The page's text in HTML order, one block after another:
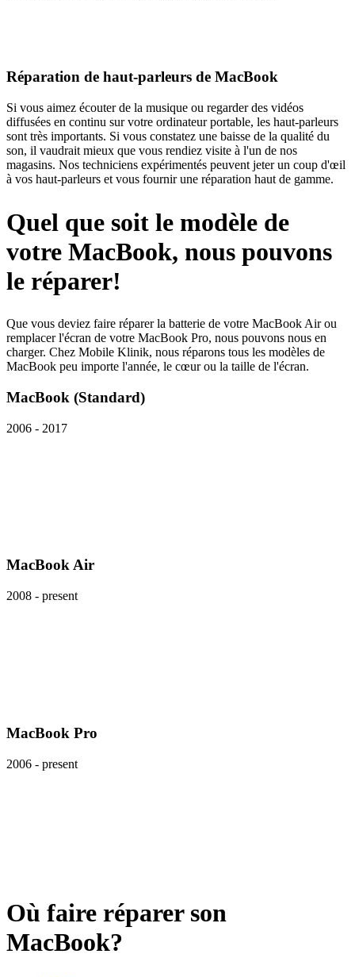
Réparation de haut-parleurs de MacBook
Si vous aimez écouter de la musique ou regarder des vidéos
diffusées en continu sur votre ordinateur portable, les haut-parleurs
sont très importants. Si vous constatez une baisse de la qualité du
son, il vaudrait mieux que vous rendiez visite à l'un de nos
magasins. Nos techniciens expérimentés peuvent jeter un coup d'œil
à vos haut-parleurs et vous fournir une réparation haut de gamme.
Quel que soit le modèle de
votre MacBook, nous pouvons
le réparer!
Que vous deviez faire réparer la batterie de votre MacBook Air ou
remplacer l'écran de votre MacBook Pro, nous pouvons nous en
charger. Chez Mobile Klinik, nous réparons tous les modèles de
MacBook peu importe l'année, le cœur ou la taille de l'écran.
MacBook (Standard)
2006 - 2017
MacBook Air
2008 - present
MacBook Pro
2006 - present
Où faire réparer son
MacBook?